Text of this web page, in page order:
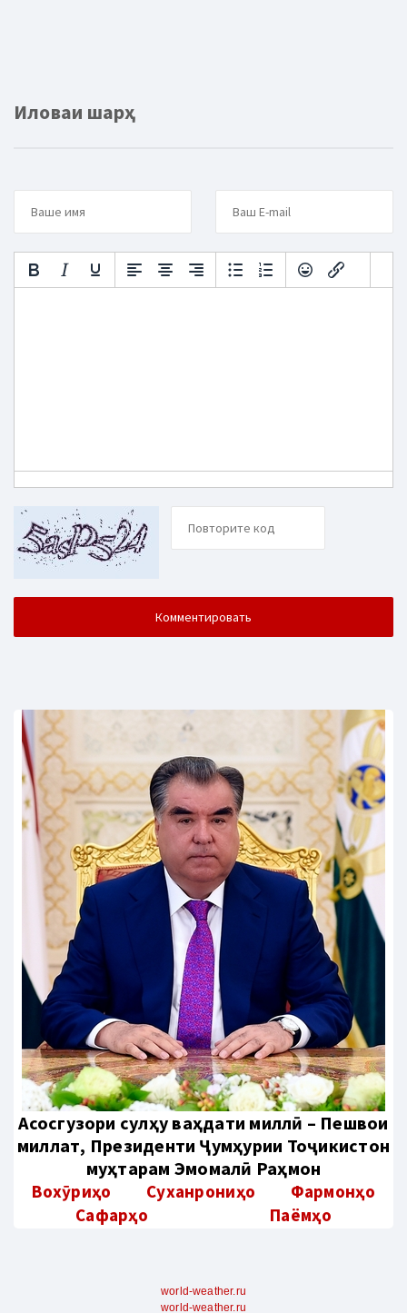
Иловаи шарҳ
Aсосгузори сулҳу ваҳдати миллӣ – Пешвои
миллат, Президенти Ҷумҳурии Тоҷикистон
муҳтарам Эмомалӣ Раҳмон
Вохӯриҳо Суханрониҳо
Фармонҳо
Сафарҳо
Паёмҳо
world-weather.ru
world-weather.ru